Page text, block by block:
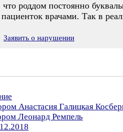
что роддом постоянно
врачами. Так в
Заявить о нарушении
Анастасия Галицкая
Леонард Ремпель